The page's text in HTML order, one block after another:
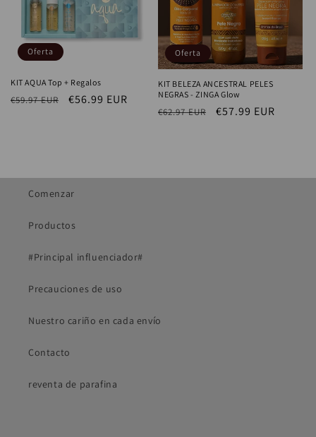
Oferta
KIT AQUA Top + Regalos
Precio
€59.97 EUR
Precio
€56.99 EUR
Oferta
KIT BELEZA ANCESTRAL PELES
NEGRAS - ZINGA Glow
Precio
€62.97 EUR
Precio
€57.99 EUR
Comenzar
Productos
#Principal influenciador#
Precauciones de uso
Nuestro cariño en cada envío
Contacto
reventa de parafina